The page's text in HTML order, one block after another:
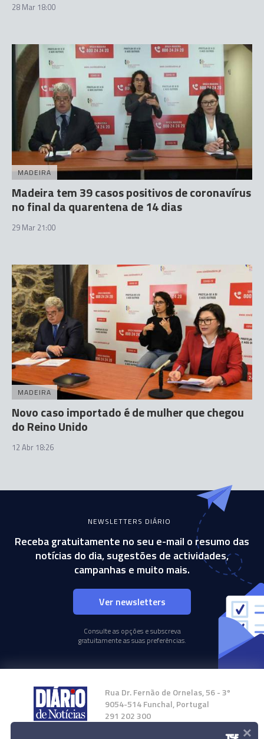
28 Mar 18:00
MADEIRA
Madeira tem 39 casos positivos de coronavírus
no final da quarentena de 14 dias
29 Mar 21:00
MADEIRA
Novo caso importado é de mulher que chegou
do Reino Unido
12 Abr 18:26
NEWSLETTERS DIÁRIO
Receba gratuitamente no seu e-mail o resumo das
notícias do dia, sugestões de actividades,
campanhas e muito mais.
Ver newsletters
Consulte as opções e subscreva
gratuitamente as suas preferências.
Rua Dr. Fernão de Ornelas, 56 - 3º
9054-514 Funchal, Portugal
291 202 300
×